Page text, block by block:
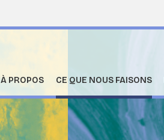
À PROPOS CE QUE NOUS FAISONS